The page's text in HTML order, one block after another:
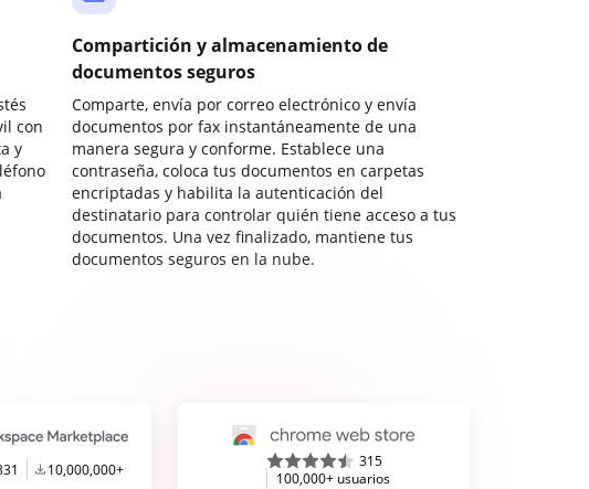
con
y
Compartición y almacenamiento de
documentos seguros
Comparte, envía por correo electrónico y envía
documentos por fax instantáneamente de una
manera segura y conforme. Establece una
contraseña, coloca tus documentos en carpetas
encriptadas y habilita la autenticación del
destinatario para controlar quién tiene acceso a tus
documentos. Una vez finalizado, mantiene tus
documentos seguros en la nube.
10,000,000+
315
100,000+ usuarios